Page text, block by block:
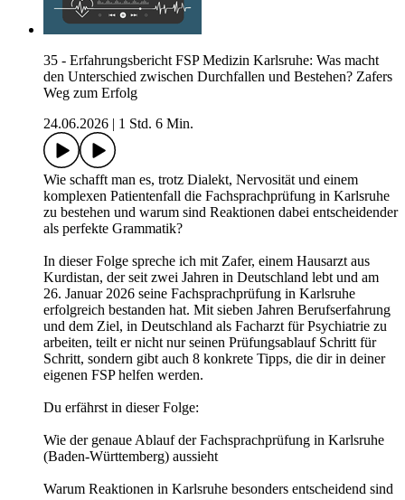
35 - Erfahrungsbericht FSP Medizin Karlsruhe: Was macht
den Unterschied zwischen Durchfallen und Bestehen? Zafers
Weg zum Erfolg
24.06.2026
1 Std. 6 Min.
Wie schafft man es, trotz Dialekt, Nervosität und einem
komplexen Patientenfall die Fachsprachprüfung in Karlsruhe
zu bestehen und warum sind Reaktionen dabei entscheidender
als perfekte Grammatik?
In dieser Folge spreche ich mit Zafer, einem Hausarzt aus
Kurdistan, der seit zwei Jahren in Deutschland lebt und am
26. Januar 2026 seine Fachsprachprüfung in Karlsruhe
erfolgreich bestanden hat. Mit sieben Jahren Berufserfahrung
und dem Ziel, in Deutschland als Facharzt für Psychiatrie zu
arbeiten, teilt er nicht nur seinen Prüfungsablauf Schritt für
Schritt, sondern gibt auch 8 konkrete Tipps, die dir in deiner
eigenen FSP helfen werden.
Du erfährst in dieser Folge:
Wie der genaue Ablauf der Fachsprachprüfung in Karlsruhe
(Baden-Württemberg) aussieht
Warum Reaktionen in Karlsruhe besonders entscheidend sind